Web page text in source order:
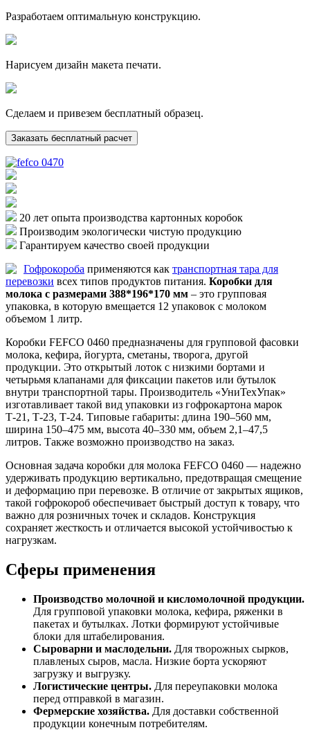
Разработаем оптимальную конструкцию.
Нарисуем дизайн макета печати.
Сделаем и привезем бесплатный образец.
Заказать бесплатный расчет
20 лет опыта производства картонных коробок
Производим экологически чистую продукцию
Гарантируем качество своей продукции
Гофрокороба применяются как транспортная тара для
перевозки всех типов продуктов питания. Коробки для
молока с размерами 388*196*170 мм – это групповая
упаковка, в которую вмещается 12 упаковок с молоком
объемом 1 литр.
Коробки FEFCO 0460 предназначены для групповой фасовки
молока, кефира, йогурта, сметаны, творога, другой
продукции. Это открытый лоток с низкими бортами и
четырьмя клапанами для фиксации пакетов или бутылок
внутри транспортной тары. Производитель «УниТехУпак»
изготавливает такой вид упаковки из гофрокартона марок
Т-21, Т-23, Т-24. Типовые габариты: длина 190–560 мм,
ширина 150–475 мм, высота 40–330 мм, объем 2,1–47,5
литров. Также возможно производство на заказ.
Основная задача коробки для молока FEFCO 0460 — надежно
удерживать продукцию вертикально, предотвращая смещение
и деформацию при перевозке. В отличие от закрытых ящиков,
такой гофрокороб обеспечивает быстрый доступ к товару, что
важно для розничных точек и складов. Конструкция
сохраняет жесткость и отличается высокой устойчивостью к
нагрузкам.
Сферы применения
Производство молочной и кисломолочной продукции.
Для групповой упаковки молока, кефира, ряженки в
пакетах и бутылках. Лотки формируют устойчивые
блоки для штабелирования.
Сыроварни и маслодельни. Для творожных сырков,
плавленых сыров, масла. Низкие борта ускоряют
загрузку и выгрузку.
Логистические центры. Для переупаковки молока
перед отправкой в магазин.
Фермерские хозяйства. Для доставки собственной
продукции конечным потребителям.